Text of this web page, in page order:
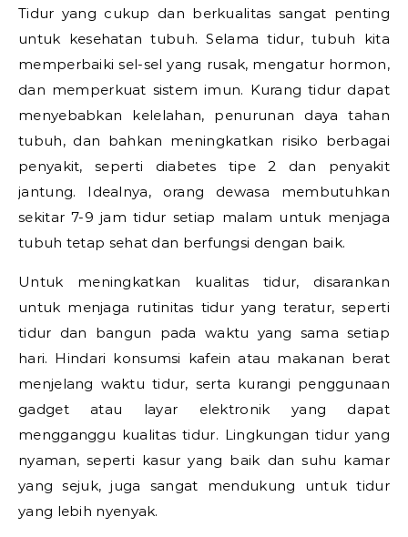
Tidur yang cukup dan berkualitas sangat penting
untuk kesehatan tubuh. Selama tidur, tubuh kita
memperbaiki sel-sel yang rusak, mengatur hormon,
dan memperkuat sistem imun. Kurang tidur dapat
menyebabkan kelelahan, penurunan daya tahan
tubuh, dan bahkan meningkatkan risiko berbagai
penyakit, seperti diabetes tipe 2 dan penyakit
jantung. Idealnya, orang dewasa membutuhkan
sekitar 7-9 jam tidur setiap malam untuk menjaga
tubuh tetap sehat dan berfungsi dengan baik.
Untuk meningkatkan kualitas tidur, disarankan
untuk menjaga rutinitas tidur yang teratur, seperti
tidur dan bangun pada waktu yang sama setiap
hari. Hindari konsumsi kafein atau makanan berat
menjelang waktu tidur, serta kurangi penggunaan
gadget atau layar elektronik yang dapat
mengganggu kualitas tidur. Lingkungan tidur yang
nyaman, seperti kasur yang baik dan suhu kamar
yang sejuk, juga sangat mendukung untuk tidur
yang lebih nyenyak.